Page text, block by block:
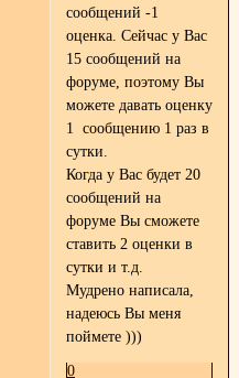
сообщений -1
оценка. Сейчас у Вас
15 сообщений на
форуме, поэтому Вы
можете давать оценку
1 сообщению 1 раз в
сутки.
Когда у Вас будет 20
сообщений на
форуме Вы сможете
ставить 2 оценки в
сутки и т.д.
Мудрено написала,
надеюсь Вы меня
поймете )))
0